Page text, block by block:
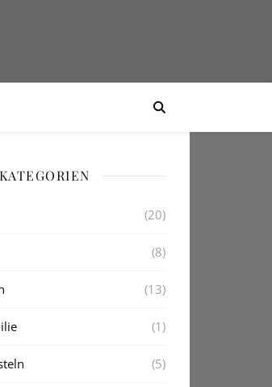
KATEGORIEN
(20)
(8)
(13)
(1)
(5)